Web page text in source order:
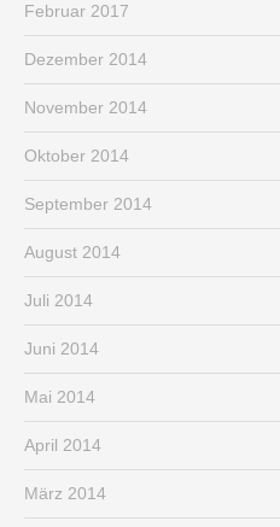
Februar 2017
Dezember 2014
November 2014
Oktober 2014
September 2014
August 2014
Juli 2014
Juni 2014
Mai 2014
April 2014
März 2014